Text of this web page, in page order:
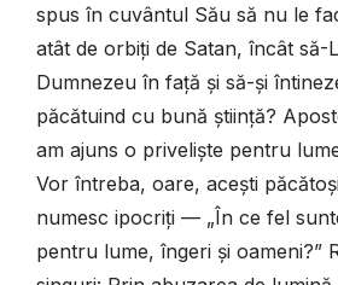
spus în cuvântul Său să nu le
atât de orbiți de Satan, încât să-
Dumnezeu în față și să-și
păcătuind cu bună știință?
am ajuns o priveliște pentru
Vor întreba, oare, acești
numesc ipocriți — „În ce fel
pentru lume, îngeri și oameni?”